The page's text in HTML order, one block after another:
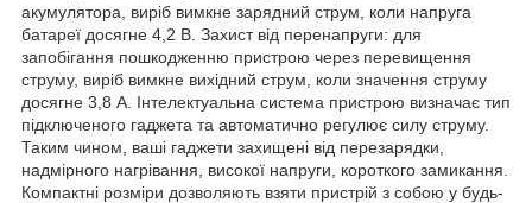
акумулятора, виріб вимкне зарядний струм, коли напруга
батареї досягне 4,2 В. Захист від перенапруги: для
запобігання пошкодженню пристрою через перевищення
струму, виріб вимкне вихідний струм, коли значення струму
досягне 3,8 А. Інтелектуальна система пристрою визначає тип
підключеного гаджета та автоматично регулює силу струму.
Таким чином, ваші гаджети захищені від перезарядки,
надмірного нагрівання, високої напруги, короткого замикання.
Компактні розміри дозволяють взяти пристрій з собою у будь-